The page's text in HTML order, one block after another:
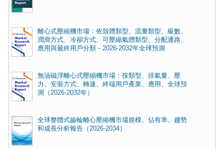
離心式壓縮機市場：依殼體類型、流量類型、級數、
潤滑方式、冷卻方式、可壓縮氣體類型、分配通路、
應用與最終用戶分類－2026-2032年全球預測
無油磁浮離心式壓縮機市場：按類型、排氣量、壓
力、安裝方式、轉速、終端用戶產業、應用、全球預
測（2026-2032年）
全球整體式齒輪離心壓縮機市場規模、佔有率、趨勢
和成長分析報告（2026-2034）